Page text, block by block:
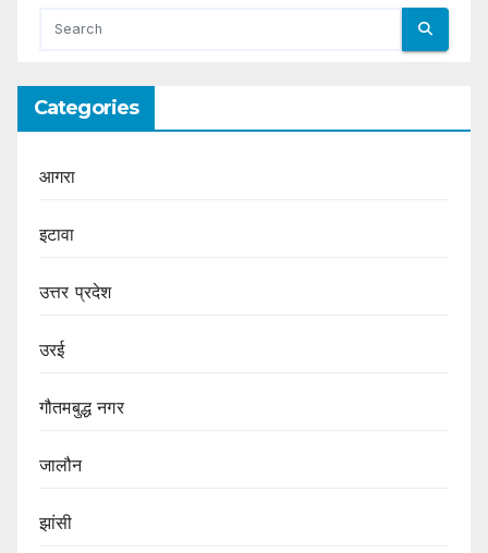
Categories
आगरा
इटावा
उत्तर प्रदेश
उरई
गौतमबुद्ध नगर
जालौन
झांसी